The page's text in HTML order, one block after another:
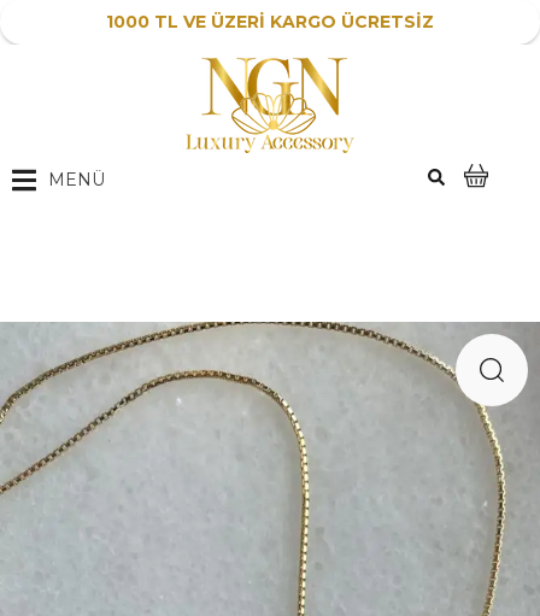
1000 TL VE ÜZERİ KARGO ÜCRETSİZ
MENÜ